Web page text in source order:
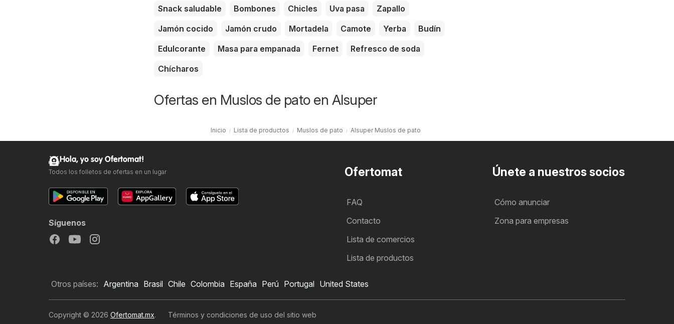
Snack saludable
Bombones Chicles Uva pasa
Zapallo
Jamón cocido
Jamón crudo Mortadela Camote Yerba
Budín
Edulcorante
Masa para empanada Fernet
Refresco de soda
Chícharos
Ofertas en Muslos de pato en Alsuper
Inicio Lista de productos Muslos de pato Alsuper Muslos de pato
Ofertomat
FAQ
Contacto
Lista de comercios
Lista de productos
Únete a nuestros socios
Cómo anunciar
Zona para empresas
Hola, yo soy Ofertomat!
Todos los folletos de ofertas en un lugar
Síguenos
Otros países: Argentina Brasil Chile Colombia España Perú Portugal United States
Copyright © 2026 Ofertomat.mx. Términos y condiciones de uso del sitio web